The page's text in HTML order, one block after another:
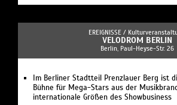
EREIGNISSE /
VELODROM BERLIN
Berlin, Paul-Heyse-Str. 26
Im Berliner Stadtteil Prenzlauer Berg ist
Bühne für Mega-Stars aus der
internationale Größen des Showbusiness